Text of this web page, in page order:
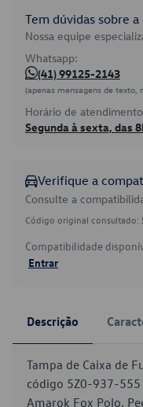
Tem dúvidas sobre
Nossa equipe
Whatsapp:
(41) 99125-2143
(apenas mensagens de texto,
Horário de
Segunda à sexta, das
Verifique a
Consulte a
Código original consultado:
Compatibilidade
Entrar
Descrição
Tampa de Caixa de
código 5Z0-937-555
Amarok Fox Polo.